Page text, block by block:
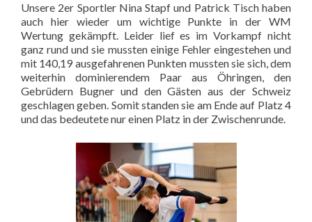
Unsere 2er Sportler Nina Stapf und Patrick Tisch haben
auch hier wieder um wichtige Punkte in der WM
Wertung gekämpft. Leider lief es im Vorkampf nicht
ganz rund und sie mussten einige Fehler eingestehen und
mit 140,19 ausgefahrenen Punkten mussten sie sich, dem
weiterhin dominierendem Paar aus Öhringen, den
Gebrüdern Bugner und den Gästen aus der Schweiz
geschlagen geben. Somit standen sie am Ende auf Platz 4
und das bedeutete nur einen Platz in der Zwischenrunde.